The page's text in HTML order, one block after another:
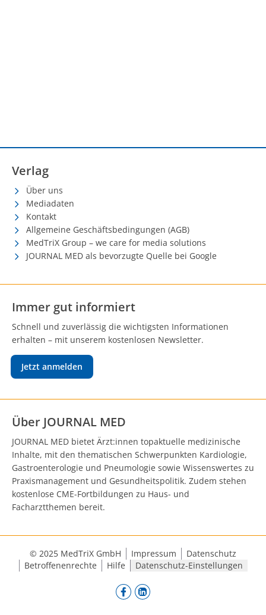
Verlag
Über uns
Mediadaten
Kontakt
Allgemeine Geschäftsbedingungen (AGB)
MedTriX Group – we care for media solutions
JOURNAL MED als bevorzugte Quelle bei Google
Immer gut informiert
Schnell und zuverlässig die wichtigsten Informationen
erhalten – mit unserem kostenlosen Newsletter.
Jetzt anmelden
Über JOURNAL MED
JOURNAL MED bietet Ärzt:innen topaktuelle medizinische
Inhalte, mit den thematischen Schwerpunkten Kardiologie,
Gastroenterologie und Pneumologie sowie Wissenswertes zu
Praxismanagement und Gesundheitspolitik. Zudem stehen
kostenlose CME-Fortbildungen zu Haus- und
Facharztthemen bereit.
© 2025 MedTriX GmbH Impressum
Datenschutz
Betroffenenrechte
Hilfe Datenschutz-Einstellungen